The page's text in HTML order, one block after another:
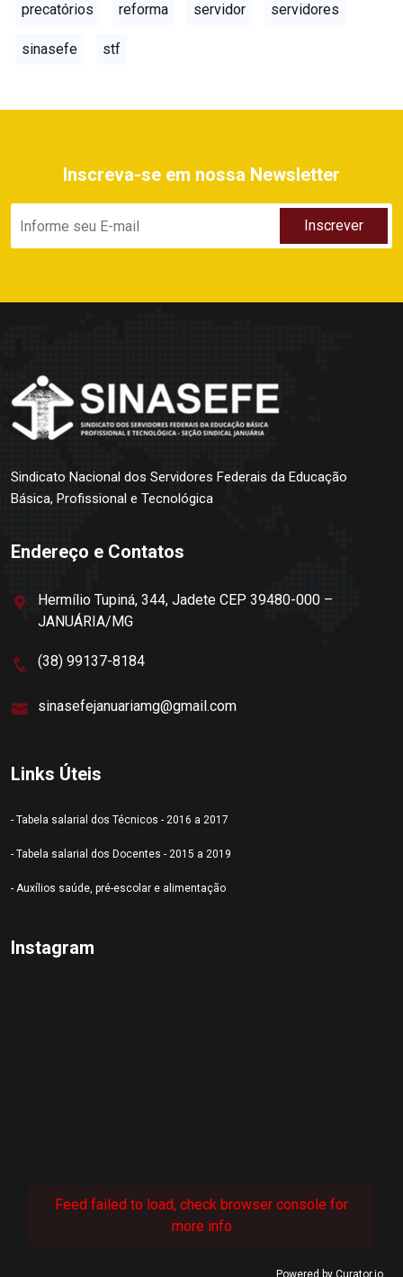
precatórios reforma servidor servidores
sinasefe stf
Inscreva-se em nossa Newsletter
Sindicato Nacional dos Servidores Federais da Educação
Básica, Profissional e Tecnológica
Endereço e Contatos
Hermílio Tupiná, 344, Jadete CEP 39480-000 –
JANUÁRIA/MG
(38) 99137-8184
sinasefejanuariamg@gmail.com
Links Úteis
- Tabela salarial dos Técnicos - 2016 a 2017
- Tabela salarial dos Docentes - 2015 a 2019
- Auxílios saúde, pré-escolar e alimentação
Instagram
Feed failed to load, check browser console for
more info